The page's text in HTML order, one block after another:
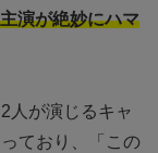
演が絶妙にハマ
人が演じるキャ
ており、「この